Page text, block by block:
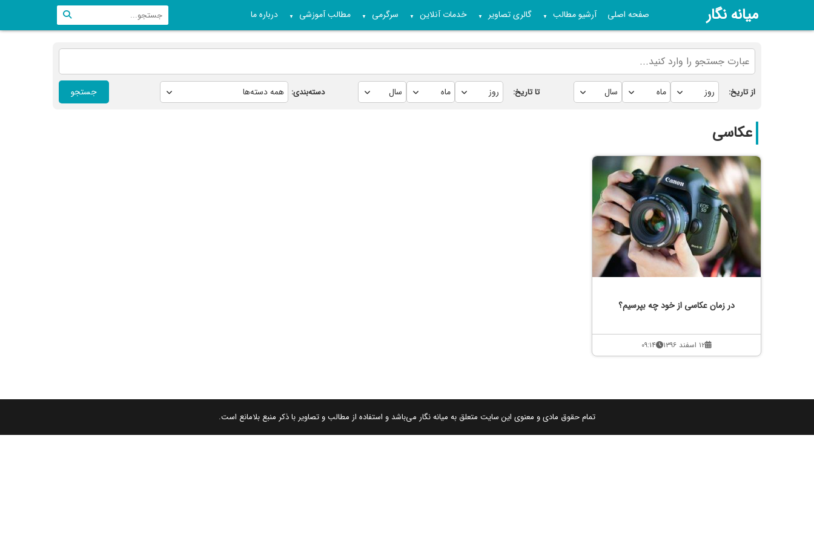
میانه نگار صفحه اصلی آرشیو مطالب ▼ گالری تصاویر ▼ خدمات آنلاین ▼ سرگرمی ▼ مطالب آموزشی ▼ درباره ما
از تاریخ: تا تاریخ: دسته‌بندی: جستجو
عکاسی
در زمان عکاسی از خود چه بپرسیم؟
۱۲ اسفند ۱۳۹۶ ۰۹:۱۴
تمام حقوق مادی و معنوی این سایت متعلق به میانه نگار می‌باشد و استفاده از مطالب و تصاویر با ذکر منبع بلامانع است.